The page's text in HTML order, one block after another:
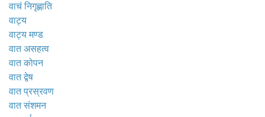
वाचं निगृह्णाति
वाट्य
वाट्य मण्ड
वात असहत्व
वात कोपन
वात द्वेष
वात प्रस्रवण
वात संशमन